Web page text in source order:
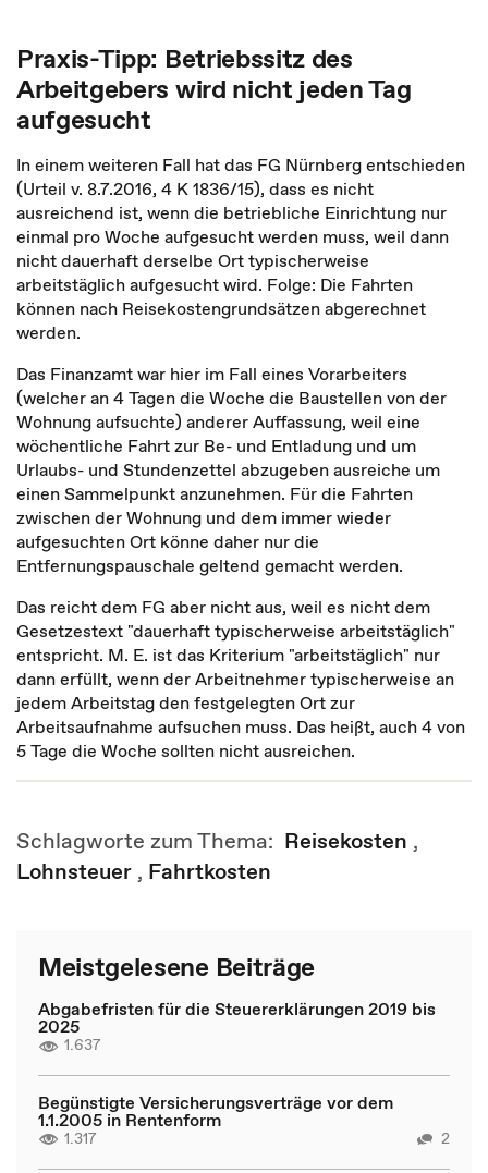
Praxis-Tipp: Betriebssitz des
Arbeitgebers wird nicht jeden Tag
aufgesucht
In einem weiteren Fall hat das FG Nürnberg entschieden
(Urteil v. 8.7.2016, 4 K 1836/15), dass es nicht
ausreichend ist, wenn die betriebliche Einrichtung nur
einmal pro Woche aufgesucht werden muss, weil dann
nicht dauerhaft derselbe Ort typischerweise
arbeitstäglich aufgesucht wird. Folge: Die Fahrten
können nach Reisekostengrundsätzen abgerechnet
werden.
Das Finanzamt war hier im Fall eines Vorarbeiters
(welcher an 4 Tagen die Woche die Baustellen von der
Wohnung aufsuchte) anderer Auffassung, weil eine
wöchentliche Fahrt zur Be- und Entladung und um
Urlaubs- und Stundenzettel abzugeben ausreiche um
einen Sammelpunkt anzunehmen. Für die Fahrten
zwischen der Wohnung und dem immer wieder
aufgesuchten Ort könne daher nur die
Entfernungspauschale geltend gemacht werden.
Das reicht dem FG aber nicht aus, weil es nicht dem
Gesetzestext "dauerhaft typischerweise arbeitstäglich"
entspricht. M. E. ist das Kriterium "arbeitstäglich" nur
dann erfüllt, wenn der Arbeitnehmer typischerweise an
jedem Arbeitstag den festgelegten Ort zur
Arbeitsaufnahme aufsuchen muss. Das heißt, auch 4 von
5 Tage die Woche sollten nicht ausreichen.
Schlagworte zum Thema: Reisekosten ,
Lohnsteuer , Fahrtkosten
Meistgelesene Beiträge
Abgabefristen für die Steuererklärungen 2019 bis
2025
1.637
Begünstigte Versicherungsverträge vor dem
1.1.2005 in Rentenform
1.317 2